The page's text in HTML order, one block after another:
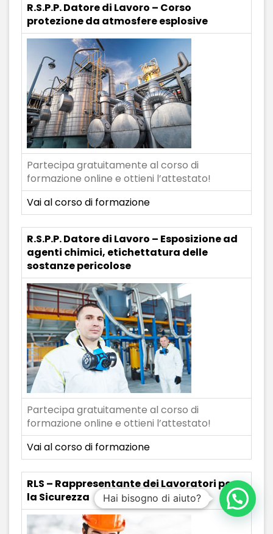
R.S.P.P. Datore di Lavoro – Corso
protezione da atmosfere esplosive
Partecipa gratuitamente al corso di
formazione online e ottieni l’attestato!
Vai al corso di formazione
R.S.P.P. Datore di Lavoro – Esposizione ad
agenti chimici, etichettatura delle
sostanze pericolose
Partecipa gratuitamente al corso di
formazione online e ottieni l’attestato!
Vai al corso di formazione
RLS – Rappresentante dei Lavoratori per
la Sicurezza
Hai bisogno di aiuto?